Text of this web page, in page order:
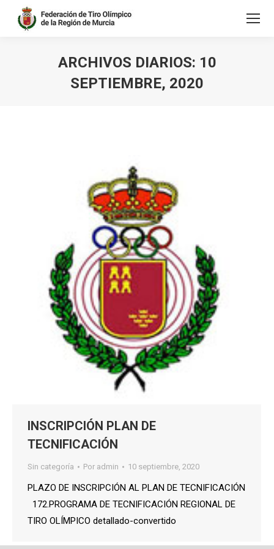
ARCHIVOS DIARIOS: 10
SEPTIEMBRE, 2020
INSCRIPCIÓN PLAN DE
TECNIFICACIÓN
Sin categoría Por admin 10 septiembre, 2020
PLAZO DE INSCRIPCIÓN AL PLAN DE TECNIFICACIÓN
172.PROGRAMA DE TECNIFICACIÓN REGIONAL DE
TIRO OLÍMPICO detallado-convertido